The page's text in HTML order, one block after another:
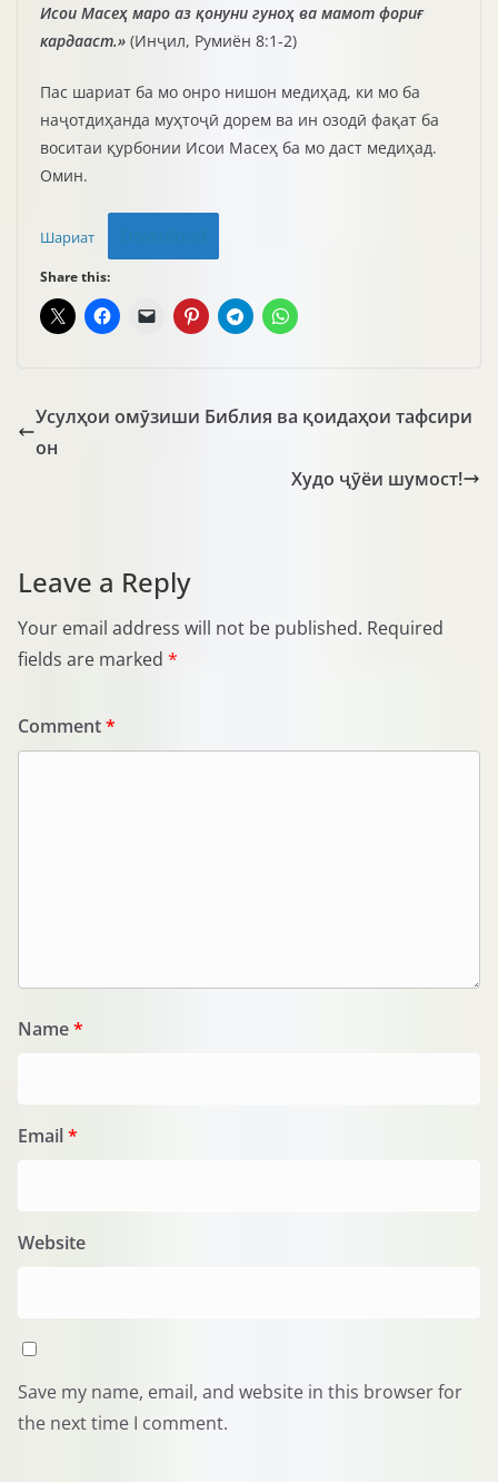
Исои Масеҳ маро аз қонуни гуноҳ ва мамот фориғ
кардааст.» (Инҷил, Румиён 8:1-2)
Пас шариат ба мо онро нишон медиҳад, ки мо ба
наҷотдиҳанда муҳтоҷӣ дорем ва ин озодӣ фақат ба
воситаи қурбонии Исои Масеҳ ба мо даст медиҳад.
Омин.
Шариат
Share this:
Усулҳои омӯзиши Библия ва қоидаҳои тафсири
он
Худо ҷӯёи шумост!
Leave a Reply
Your email address will not be published. Required
fields are marked *
Comment*
Name*
Email*
Website
Save my name, email, and website in this browser for
the next time I comment.